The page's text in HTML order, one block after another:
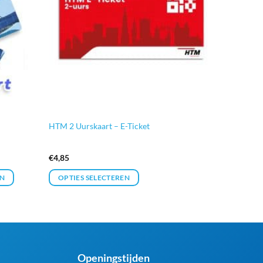
HTM 2 Uurskaart – E-Ticket
€4,85
OPTIES SELECTEREN
Openingstijden